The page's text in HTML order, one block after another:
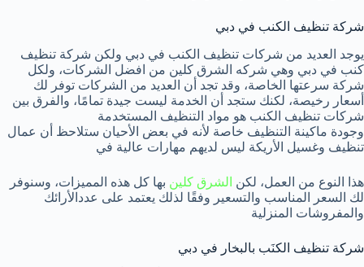
شركة تنظيف الكنب في دبي
يوجد العديد من شركات تنظيف الكنب في دبي ولكن شركة تنظيف
كنب في دبي وهي شركه الشرق كلين من افضل الشركات، ولكل
شركة سرعتها الخاصة، وقد تجد أن العديد من الشركات توفر لك
أسعار رخيصة، لكنك ستجد أن الخدمة ليست جيدة تمامًا، والفرق بين
شركات تنظيف الكنب هو مواد التنظيف المستخدمة
وجودة ماكينة التنظيف خاصة لأنه في بعض الأحيان ستلاحظ أن عمال
تنظيف وغسيل الأريكة ليس لديهم مهارات عالية في
هذا النوع من العمل، لكن الشرق كلين بها كل هذه المميزات، وسنوفر
لك السعر المناسب والتسعير وفقًا لذلك يعتمد على عددالأرائك
والمفروشات المنزلية
شركة تنظيف الكنَب بالبخار في دبي